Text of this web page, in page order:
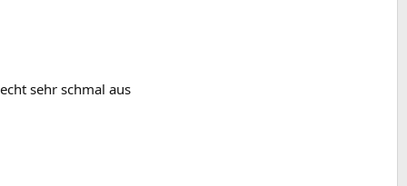
sehr schmal aus